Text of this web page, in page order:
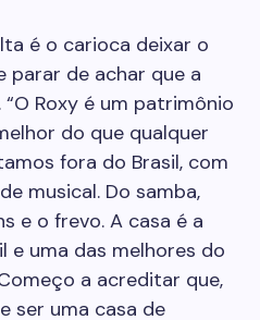
é o carioca deixar o
parar de achar que a
­Roxy é um patrimônio
do que qualquer
fora do Brasil, com
musical. Do samba,
e o frevo. A casa é a
e uma das melhores do
a acreditar que,
ser uma casa de